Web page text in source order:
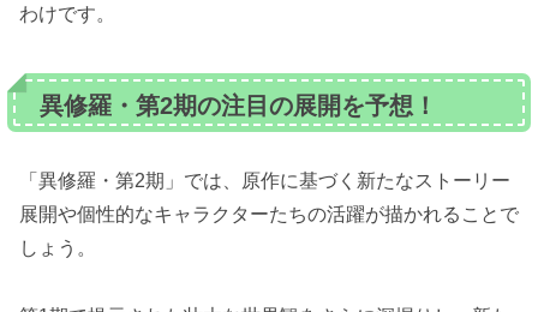
わけです。
異修羅・第2期の注目の展開を予想！
「異修羅・第2期」では、原作に基づく新たなストーリー
展開や個性的なキャラクターたちの活躍が描かれることで
しょう。